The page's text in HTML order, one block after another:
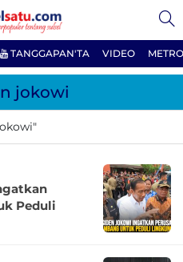
TANGGAPAN'TA VIDEO
jokowi
Peduli